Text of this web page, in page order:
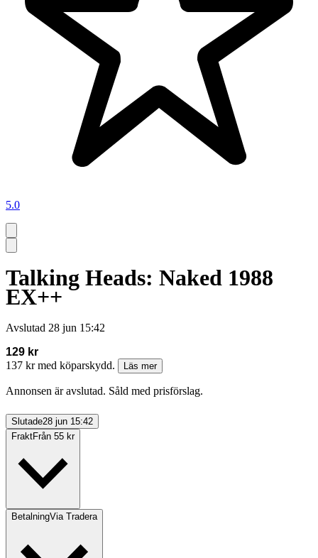
5.0
Talking Heads: Naked 1988
EX++
Avslutad 28 jun 15:42
129 kr
137 kr med köparskydd.
Läs mer
Annonsen är avslutad. Såld med prisförslag.
Slutade28 jun 15:42
FraktFrån 55 kr
BetalningVia Tradera